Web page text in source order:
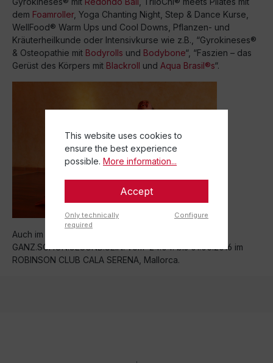
dem Foamroller, Yoga Chanting Night, Step & Dance Kurse,
WellFood® Warm Ups und Cool Downs, Pflanzen- und
Kräuterheilkunde oder Intensivkurse wie z.B., “Gyrokineses®
& Osteopathie mit Bodyrolls und Bodybone“, “Faszien – das
Gerüst des Körpers mit Blackroll und Aqua Brasil®s“.
Auch im nächsten Jahr heißt es wieder
GANZ.SCHÖN.GESUND.SEIN. vom 24.04. bis 01.05.2016 im
ROBINSON CLUB CALA SERENA, Mallorca.
This website uses cookies to
ensure the best experience
possible. More information...
Accept
Only technically
required
Configure